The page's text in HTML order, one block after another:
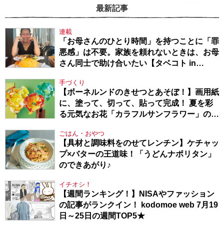
最新記事
連載
「お母さんのひとり時間」を持つことに「罪
悪感」は不要。家族を頼れないときは、お母
さん同士で助け合いたい【タベコト in
手づくり
【ボーネルンドのきせつとあそぼ！】画用紙
に、塗って、切って、貼って完成！ 夏を彩
る元気なお花「カラフルサンフラワー」の作
ごはん・おやつ
【具材と調味料をのせてレンチン】ケチャッ
プ×バターの王道味！「うどんナポリタン」
のできあがり♪
イチオシ！
【週間ランキング！】NISAやファッション
の記事がランクイン！ kodomoe web 7月19
日～25日の週間TOP5★